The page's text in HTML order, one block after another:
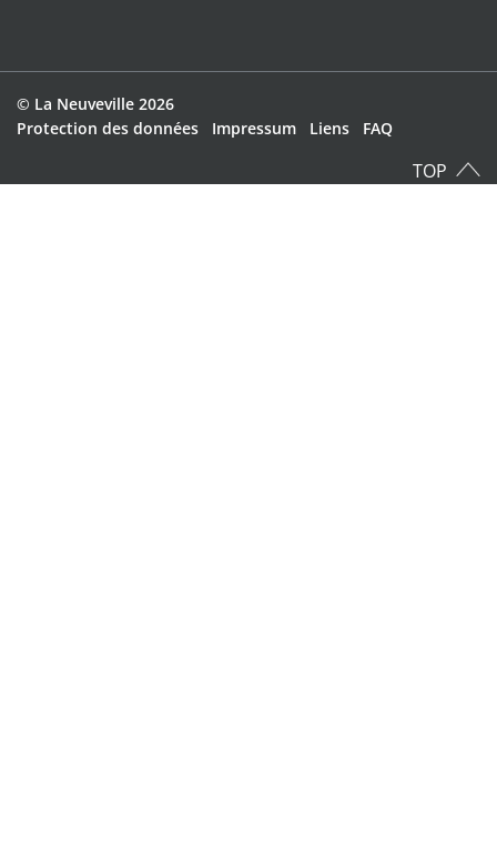
© La Neuveville 2026
Toolbar
Protection des données Impressum Liens FAQ
TOP